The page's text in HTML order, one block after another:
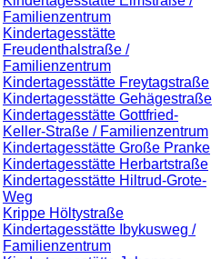
Familienzentrum
Kindertagesstätte
Freudenthalstraße /
Familienzentrum
Kindertagesstätte Freytagstraße
Kindertagesstätte Gehägestraße
Kindertagesstätte Gottfried-
Keller-Straße / Familienzentrum
Kindertagesstätte Große Pranke
Kindertagesstätte Herbartstraße
Kindertagesstätte Hiltrud-Grote-
Weg
Krippe Höltystraße
Kindertagesstätte Ibykusweg /
Familienzentrum